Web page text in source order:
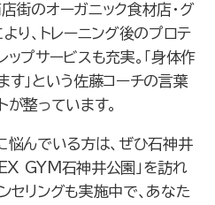
街のオーガニック食材店・グ
り、トレーニング後のプロテ
ップサービスも充実。「身体作
」という佐藤コーチの言葉
が整っています。
んでいる方は、ぜひ石神井
GYM石神井公園」を訪れ
セリングも実施中で、あなた